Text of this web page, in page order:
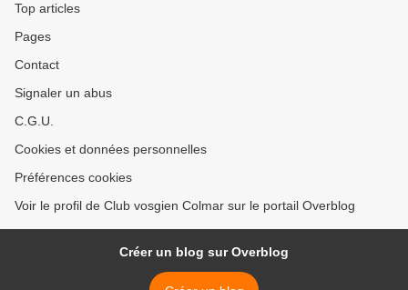
Top articles
Pages
Contact
Signaler un abus
C.G.U.
Cookies et données personnelles
Préférences cookies
Voir le profil de Club vosgien Colmar sur le portail Overblog
Créer un blog sur Overblog